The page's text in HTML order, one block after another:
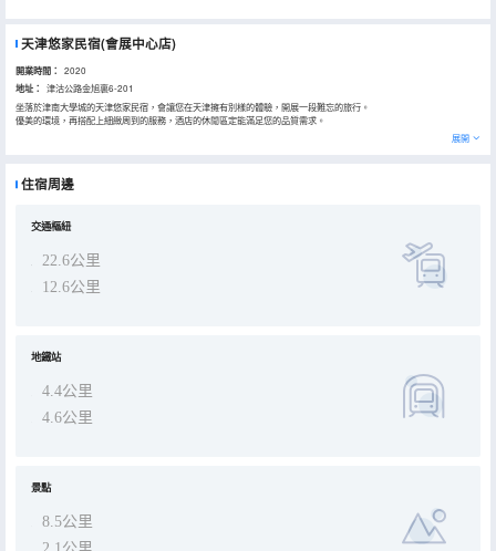
天津悠家民宿(會展中心店)
開業時間： 2020
地址：
津沽公路金旭裏6-201
坐落於津南大學城的天津悠家民宿，會讓您在天津擁有別樣的體驗，開展一段難忘的旅行。
優美的環境，再搭配上細緻周到的服務，酒店的休閒區定能滿足您的品質需求。
展開
住宿周邊
交通樞紐
22.6公里
12.6公里
地鐵站
4.4公里
4.6公里
景點
8.5公里